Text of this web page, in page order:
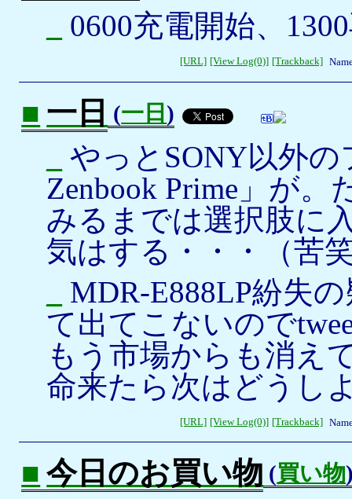
0600充電開始、
[URL] [View Log(0)] [Trackback]
■ 一日 (一日 )
やっとSONY以外の
Zenbook Prime」が
みるまでは選択肢に
気はする・・・（苦
MDR-E888LP紛失
て出てこないので
もう市場からも消え
命来たら次はどうし
[URL] [View Log(0)] [Trackback]
■ 今日のお買い物 (買い物